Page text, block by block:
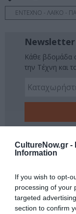
CultureNow.gr -
Information
If you wish to opt-
processing of your
targeted
section to confirm
ΕΝΤΕΧΝΟ - ΛΑΪΚΟ -
Newsletter
Κάθε βδομάδα
την Τέχνη και